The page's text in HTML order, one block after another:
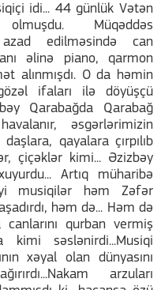
idi... 44 günlük Vətən
Müqəddəs
azad edilməsində can
əlinə piano, qarmon
alınmışdı. O da həmin
ifaları ilə döyüşçü
Qarabağda Qarabağ
əsgərlərimizin
qayalara çırpılıb
çiçəklər kimi... Əzizbəy
Artıq müharibə
musiqilər həm Zəfər
həm də... Həm də
qurban vermiş
kimi səslənirdi...Musiqi
xəyal olan dünyasını
arzuları